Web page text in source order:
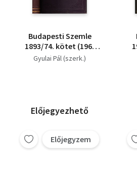
Budapesti Szemle
1893/74. kötet (196-
198. szám)
Gyulai Pál (szerk.)
Előjegyezhető
Előjegyzem